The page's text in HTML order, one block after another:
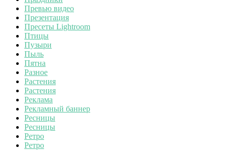
Превью видео
Презентация
Пресеты Lightroom
Птицы
Пузыри
Пыль
Пятна
Разное
Растения
Растения
Реклама
Рекламный баннер
Ресницы
Ресницы
Ретро
Ретро